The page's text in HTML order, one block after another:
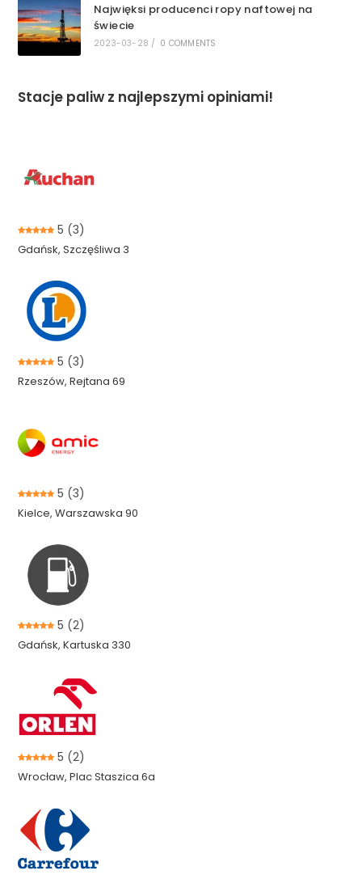
Najwięksi producenci ropy naftowej na
świecie
2023-03-28 / 0 COMMENTS
Stacje paliw z najlepszymi opiniami!
5 (3)
Gdańsk, Szczęśliwa 3
5 (3)
Rzeszów, Rejtana 69
5 (3)
Kielce, Warszawska 90
5 (2)
Gdańsk, Kartuska 330
5 (2)
Wrocław, Plac Staszica 6a